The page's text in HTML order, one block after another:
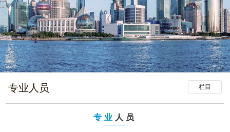
栏目
专业人员
专业 人员